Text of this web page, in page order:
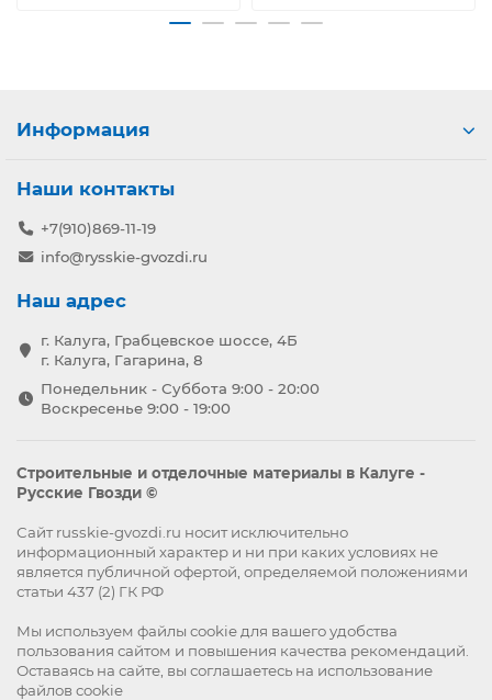
Информация
Наши контакты
+7(910)869-11-19
info@rysskie-gvozdi.ru
Наш адрес
г. Калуга, Грабцевское шоссе, 4Б
г. Калуга, Гагарина, 8
Понедельник - Суббота 9:00 - 20:00
Воскресенье 9:00 - 19:00
Строительные и отделочные материалы в Калуге -
Русские Гвозди ©
Сайт russkie-gvozdi.ru носит исключительно
информационный характер и ни при каких условиях не
является публичной офертой, определяемой положениями
статьи 437 (2) ГК РФ
Мы используем файлы cookie для вашего удобства
пользования сайтом и повышения качества рекомендаций.
Оставаясь на сайте, вы соглашаетесь на использование
файлов cookie